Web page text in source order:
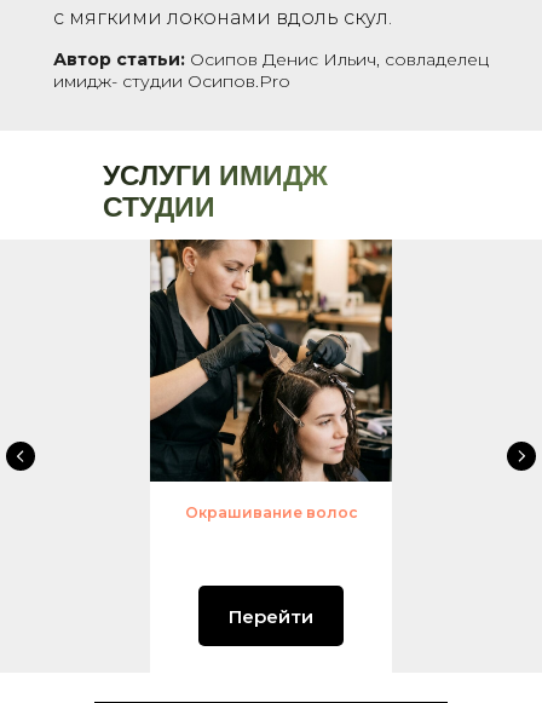
с мягкими локонами вдоль скул.
Автор статьи: Осипов Денис Ильич, совладелец
имидж- студии Осипов.Pro
УСЛУГИ ИМИДЖ
СТУДИИ
Окрашивание волос
Перейти